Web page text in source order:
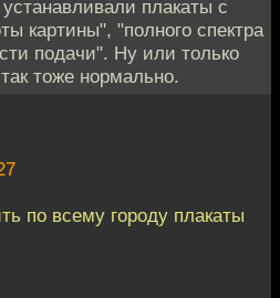
плакаты с
картины", "полного спектра
подачи". Ну или только
тоже нормально.
по всему городу плакаты